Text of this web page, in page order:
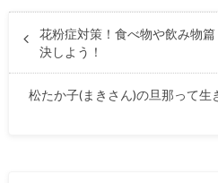
花粉症対策！食べ物や飲み物
決しよう！
松たか子(まきさん)の旦那って生